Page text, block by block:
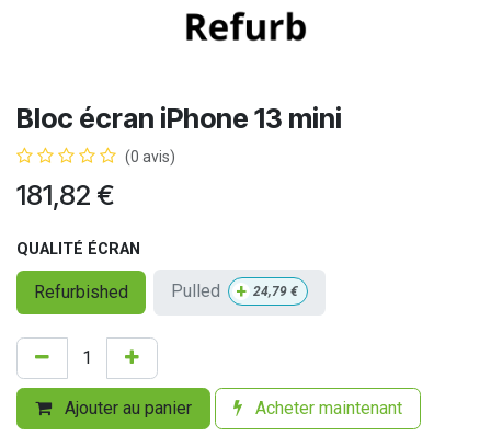
Bloc écran iPhone 13 mini
(0 avis)
181,82 €
QUALITÉ ÉCRAN
Refurbished Pulled + 24,79 €
Ajouter au panier Acheter maintenant